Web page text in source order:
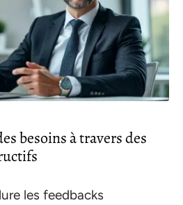
besoins à travers des
les feedbacks